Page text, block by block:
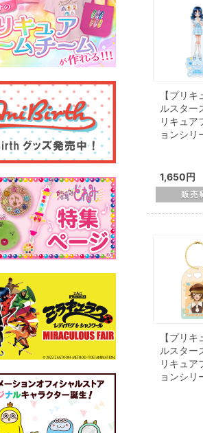
【プリ
ルスター
リキュア
ョンシリ
1,650円
【プリ
ルスター
リキュア
ョンシリ